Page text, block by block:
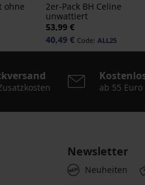
ohne
2er-Pack BH Celine
unwattiert
53,99 €
40,49 € Code: ALL25
ab 55 Euro
Newsletter
Neuheiten